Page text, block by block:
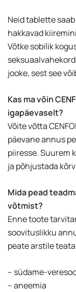
Neid tablette
hakkavad
Võtke sobilik
jooke, sest see
Kas ma võin
igapäevaselt?
Võite võtta
päevane annus
piiresse. Suurem
ja põhjustada
Mida pead
võtmist?
Enne toote
soovituslikku
peate arstile
– südame-
– aneemia